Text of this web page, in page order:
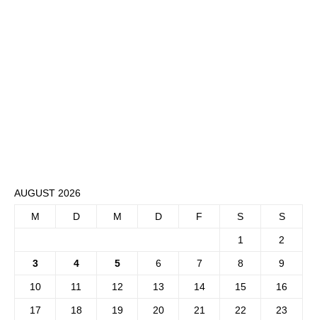
AUGUST 2026
M D M D F S S
1 2
3 4 5 6 7 8 9
10 11 12 13 14 15 16
17 18 19 20 21 22 23